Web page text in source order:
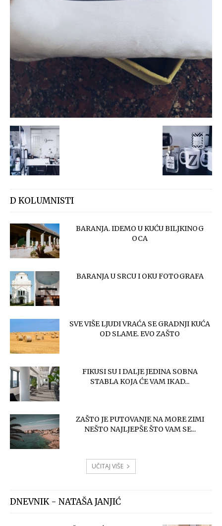
D KOLUMNISTI
BARANJA. IDEMO U KUĆU BILJKINOG
OCA
BARANJA U SRCU I OKU FOTOGRAFA
SVE VIŠE LJUDI VRAĆA SE GRADNJI KUĆA
OD SLAME. EVO ZAŠTO
FIKUSI SU I DALJE JEDINA SOBNA
STABLA KOJA ĆE VAM IKAD...
ZAŠTO JE PUTOVANJE NA MORE ZIMI
NEŠTO NAJLJEPŠE ŠTO VAM SE...
UČITAJ VIŠE
DNEVNIK - NATAŠA JANJIĆ